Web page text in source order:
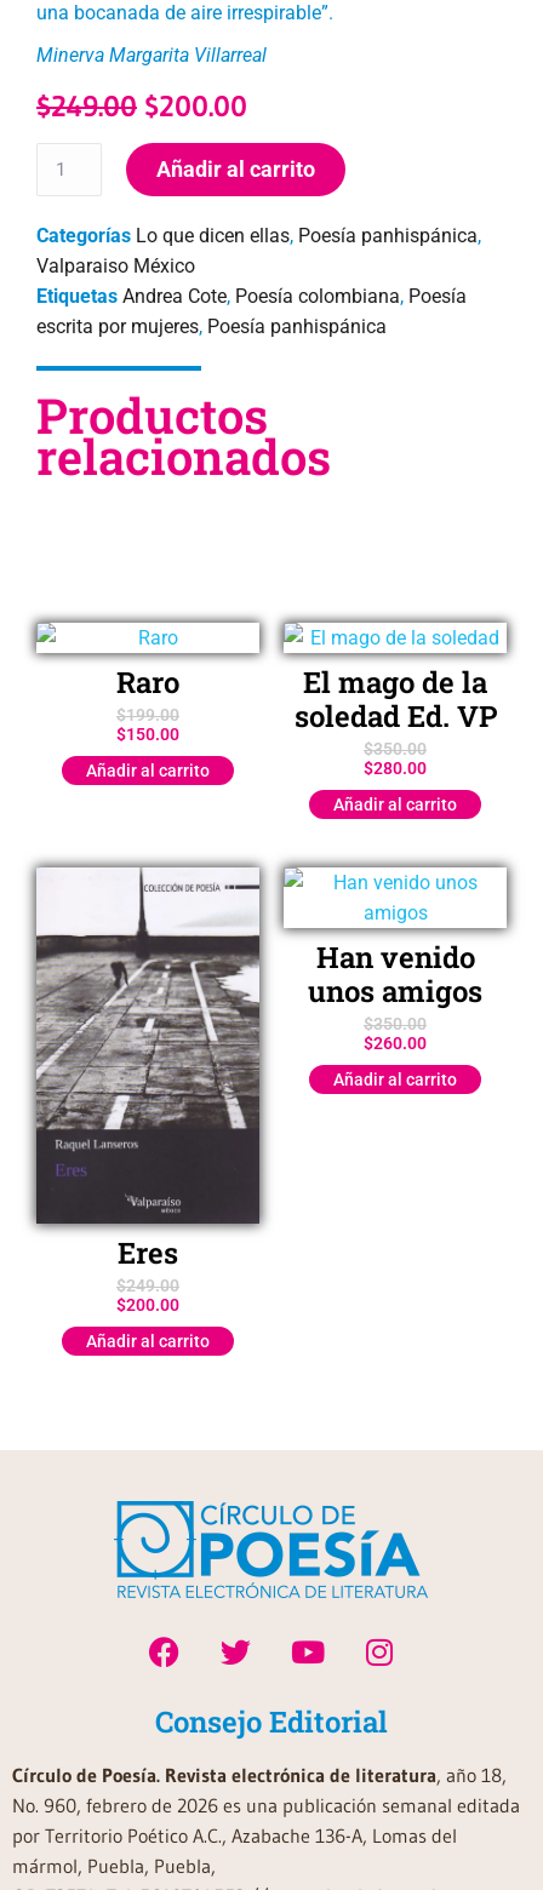
una bocanada de aire irrespirable”.
Minerva Margarita Villarreal
$249.00 $200.00
Añadir al carrito
Categorías Lo que dicen ellas, Poesía panhispánica,
Valparaiso México
Etiquetas Andrea Cote, Poesía colombiana, Poesía
escrita por mujeres, Poesía panhispánica
Productos
relacionados
Raro
$199.00
$150.00
Añadir al carrito
El mago de la
soledad Ed. VP
$350.00
$280.00
Añadir al carrito
Eres
$249.00
$200.00
Añadir al carrito
Han venido
unos amigos
$350.00
$260.00
Añadir al carrito
Consejo Editorial
Círculo de Poesía. Revista electrónica de literatura, año 18,
No. 960, febrero de 2026 es una publicación semanal editada
por Territorio Poético A.C., Azabache 136-A, Lomas del
mármol, Puebla, Puebla,